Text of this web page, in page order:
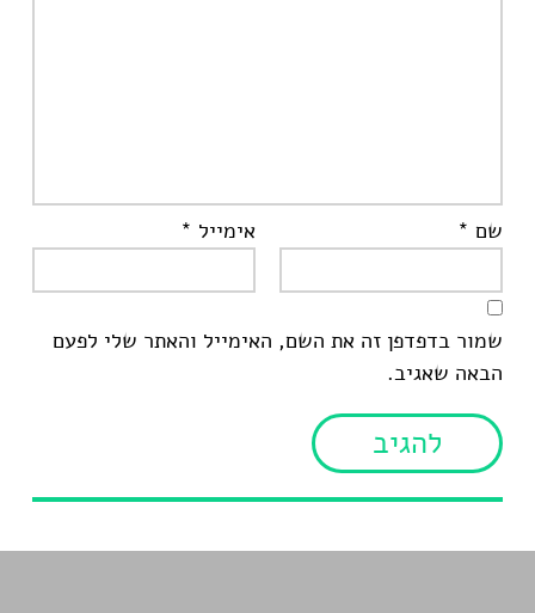
שם * אימייל *
שמור בדפדפן זה את השם, האימייל והאתר שלי לפעם
הבאה שאגיב.